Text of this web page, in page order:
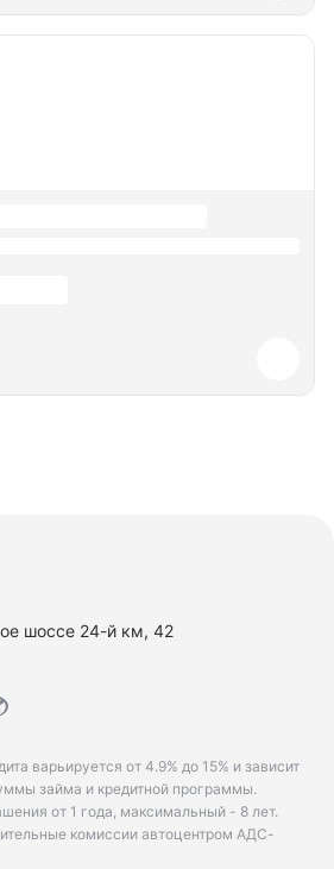
шоссе 24-й км, 42
варьируется от 4.9% до 15% и зависит
займа и кредитной программы.
от 1 года, максимальный - 8 лет.
комиссии автоцентром АДС-